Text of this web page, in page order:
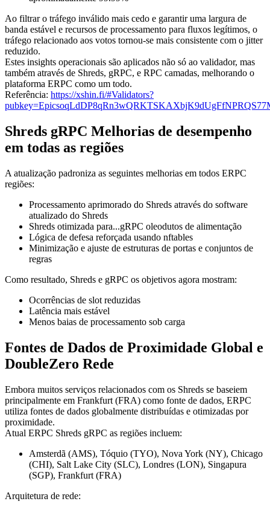
Ao filtrar o tráfego inválido mais cedo e garantir uma largura de
banda estável e recursos de processamento para fluxos legítimos, o
tráfego relacionado aos votos tornou-se mais consistente com o jitter
reduzido.
Estes insights operacionais são aplicados não só ao validador, mas
também através de Shreds, gRPC, e RPC camadas, melhorando o
plataforma ERPC como um todo.
Referência: https://xshin.fi/#Validators?
Shreds gRPC Melhorias de desempenho
em todas as regiões
A atualização padroniza as seguintes melhorias em todos ERPC
regiões:
Processamento aprimorado do Shreds através do software
atualizado do Shreds
Shreds otimizada para...gRPC oleodutos de alimentação
Lógica de defesa reforçada usando nftables
Minimização e ajuste de estruturas de portas e conjuntos de
regras
Como resultado, Shreds e gRPC os objetivos agora mostram:
Ocorrências de slot reduzidas
Latência mais estável
Menos baias de processamento sob carga
Fontes de Dados de Proximidade Global e
DoubleZero Rede
Embora muitos serviços relacionados com os Shreds se baseiem
principalmente em Frankfurt (FRA) como fonte de dados, ERPC
utiliza fontes de dados globalmente distribuídas e otimizadas por
proximidade.
Atual ERPC Shreds gRPC as regiões incluem:
Amsterdã (AMS), Tóquio (TYO), Nova York (NY), Chicago
(CHI), Salt Lake City (SLC), Londres (LON), Singapura
(SGP), Frankfurt (FRA)
Arquitetura de rede: